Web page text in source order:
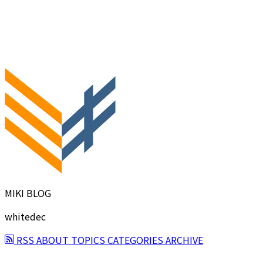
MIKI BLOG
whitedec
RSSABOUT TOPICSCATEGORIESARCHIVE